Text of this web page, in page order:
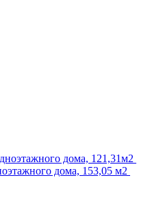
дома, 121,31м2
дома, 153,05 м2